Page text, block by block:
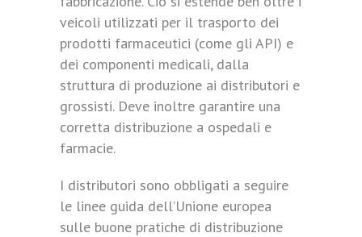
veicoli utilizzati per il trasporto dei
prodotti farmaceutici (come gli API) e
dei componenti medicali, dalla
struttura di produzione ai distributori e
grossisti. Deve inoltre garantire una
corretta distribuzione a ospedali e
farmacie.
I distributori sono obbligati a seguire
le linee guida dell’Unione europea
sulle buone pratiche di distribuzione